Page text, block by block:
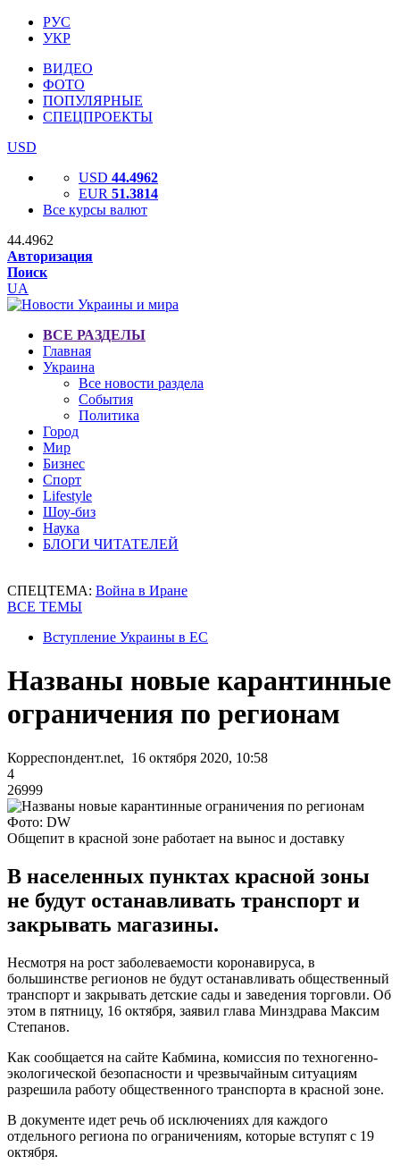
РУС
УКР
ВИДЕО
ФОТО
ПОПУЛЯРНЫЕ
СПЕЦПРОЕКТЫ
USD
USD 44.4962
EUR 51.3814
Все курсы валют
44.4962
Авторизация
Поиск
UA
ВСЕ РАЗДЕЛЫ
Главная
Украина
Все новости раздела
События
Политика
Город
Мир
Бизнес
Спорт
Lifestyle
Шоу-биз
Наука
БЛОГИ ЧИТАТЕЛЕЙ
СПЕЦТЕМА: Война в Иране
ВСЕ ТЕМЫ
Вступление Украины в ЕС
Названы новые карантинные
ограничения по регионам
Корреспондент.net, 16 октября 2020, 10:58
4
26999
Фото: DW
Общепит в красной зоне работает на вынос и доставку
В населенных пунктах красной зоны
не будут останавливать транспорт и
закрывать магазины.
Несмотря на рост заболеваемости коронавируса, в
большинстве регионов не будут останавливать общественный
транспорт и закрывать детские сады и заведения торговли. Об
этом в пятницу, 16 октября, заявил глава Минздрава Максим
Степанов.
Как сообщается на сайте Кабмина, комиссия по техногенно-
экологической безопасности и чрезвычайным ситуациям
разрешила работу общественного транспорта в красной зоне.
В документе идет речь об исключениях для каждого
отдельного региона по ограничениям, которые вступят с 19
октября.